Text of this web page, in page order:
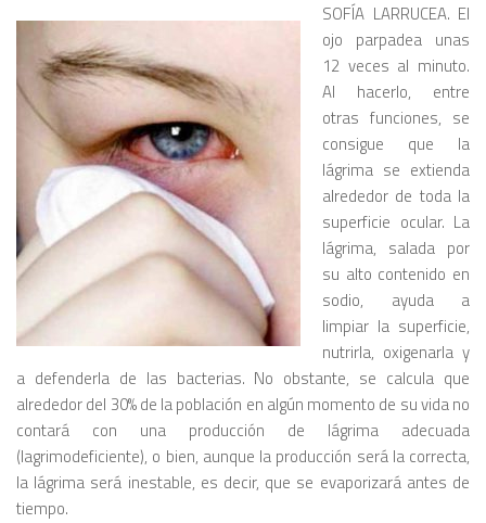
SOFÍA LARRUCEA. El
ojo parpadea unas
12 veces al minuto.
Al hacerlo, entre
otras funciones, se
consigue que la
lágrima se extienda
alrededor de toda la
superficie ocular. La
lágrima, salada por
su alto contenido en
sodio, ayuda a
limpiar la superficie,
nutrirla, oxigenarla y
a defenderla de las bacterias. No obstante, se calcula que
alrededor del 30% de la población en algún momento de su vida no
contará con una producción de lágrima adecuada
(lagrimodeficiente), o bien, aunque la producción será la correcta,
la lágrima será inestable, es decir, que se evaporizará antes de
tiempo.